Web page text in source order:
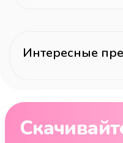
Интересные